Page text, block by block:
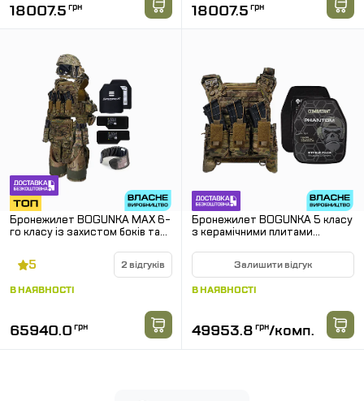
18007.5 грн 18007.5 грн
Бронежилет BOGUNKA MAX 6-
го класу із захистом боків та
5 2 відгуків
В НАЯВНОСТІ
65940.0 грн
Бронежилет BOGUNKA 5 класу
з керамічними плитами
Залишити відгук
В НАЯВНОСТІ
49953.8 грн/комп.